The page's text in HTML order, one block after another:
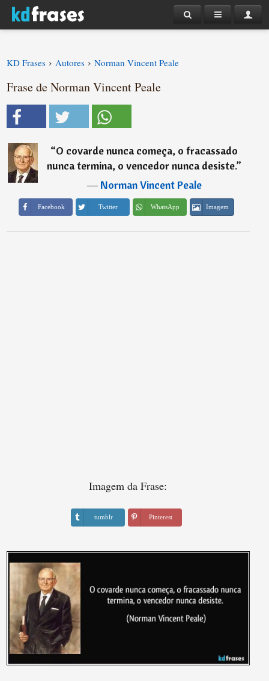
KD Frases › Autores › Norman Vincent Peale
Frase de Norman Vincent Peale
“O covarde nunca começa, o fracassado
nunca termina, o vencedor nunca desiste.”
―Norman Vincent Peale
Facebook Twitter WhatsApp Imagem
Imagem da Frase:
tumblr Pinterest